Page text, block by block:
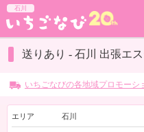
石川
送りあり - 石川 出張エス
いちごなびの各地域プロモーシ
エリア 石川